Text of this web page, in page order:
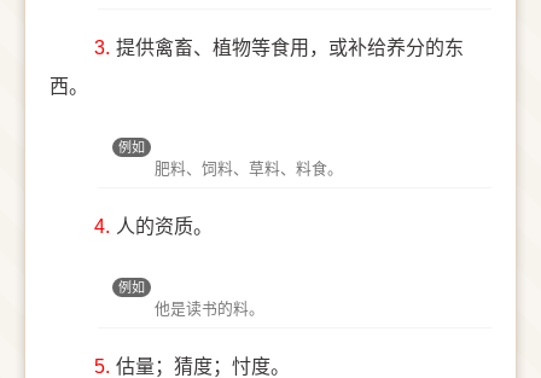
3. 提供禽畜、植物等食用，或补给养分的东
西。
例如
肥料、饲料、草料、料食。
4. 人的资质。
例如
他是读书的料。
5. 估量；猜度；忖度。